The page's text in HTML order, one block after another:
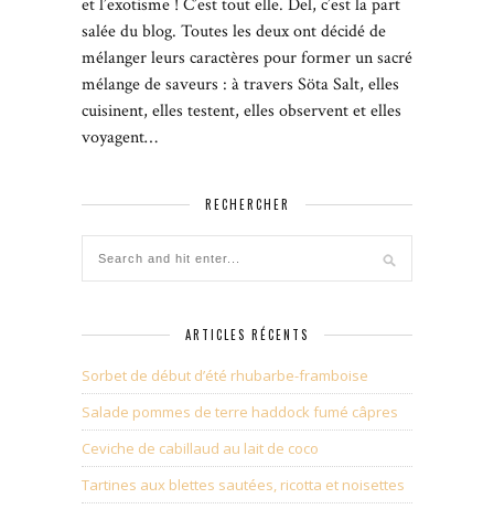
et l’exotisme ! C’est tout elle. Del, c’est la part
salée du blog. Toutes les deux ont décidé de
mélanger leurs caractères pour former un sacré
mélange de saveurs : à travers Söta Salt, elles
cuisinent, elles testent, elles observent et elles
voyagent…
RECHERCHER
ARTICLES RÉCENTS
Sorbet de début d’été rhubarbe-framboise
Salade pommes de terre haddock fumé câpres
Ceviche de cabillaud au lait de coco
Tartines aux blettes sautées, ricotta et noisettes